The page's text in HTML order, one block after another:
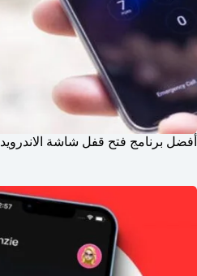
أفضل برنامج فتح قفل شاشة الاندرويد